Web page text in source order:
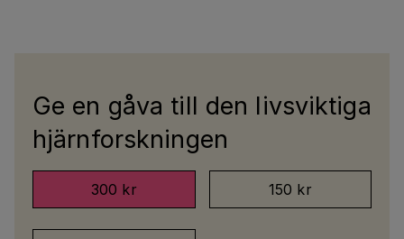
Ge en gåva till den livsviktiga
hjärnforskningen
300 kr 150 kr